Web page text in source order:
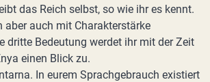
das Reich selbst, so wie ihr es kennt.
aber auch mit Charakterstärke
dritte Bedeutung werdet ihr mit der Zeit
einen Blick zu.
In eurem Sprachgebrauch existiert